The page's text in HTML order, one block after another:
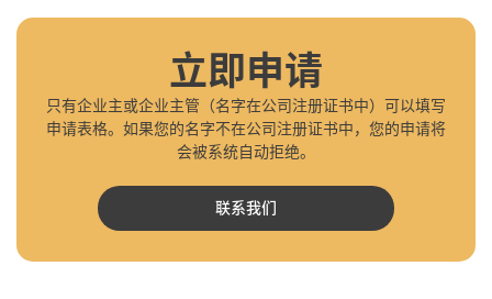
立即申请
只有企业主或企业主管（名字在公司注册证书中）可以填写
申请表格。如果您的名字不在公司注册证书中，您的申请将
会被系统自动拒绝。
联系我们